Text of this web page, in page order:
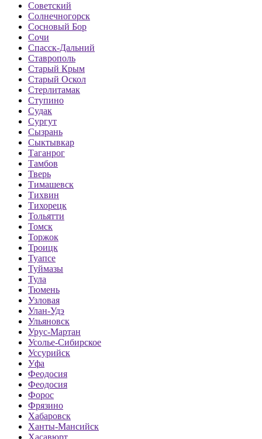
Советский
Солнечногорск
Сосновый Бор
Сочи
Спасск-Дальний
Ставрополь
Старый Крым
Старый Оскол
Стерлитамак
Ступино
Судак
Сургут
Сызрань
Сыктывкар
Таганрог
Тамбов
Тверь
Тимашевск
Тихвин
Тихорецк
Тольятти
Томск
Торжок
Троицк
Туапсе
Туймазы
Тула
Тюмень
Узловая
Улан-Удэ
Ульяновск
Урус-Мартан
Усолье-Сибирское
Уссурийск
Уфа
Феодосия
Феодосия
Форос
Фрязино
Хабаровск
Ханты-Мансийск